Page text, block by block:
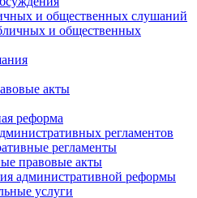
и общественных слушаний
и общественных
акты
реформа
регламентов
регламенты
правовые акты
административной реформы
услуги